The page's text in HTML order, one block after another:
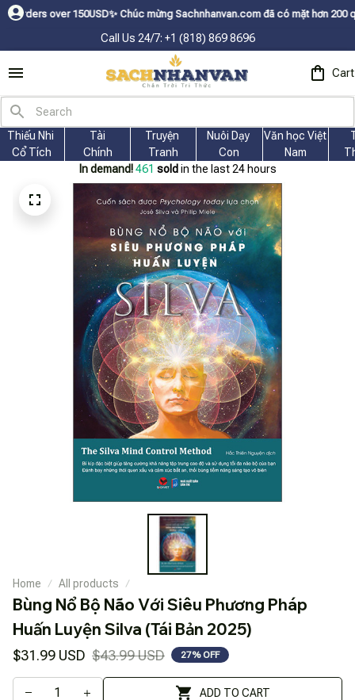
150USDㅤ✨ Chúc mừng Sachnhanvan.com đã có mặt hơn 200 quốc gia
Call Us 24/7: +1 (818) 869 8696
Cart
Thiếu Nhi
Cổ Tích
Tài
Chính
Truyện
Tranh
Nuôi Dạy
Con
Văn học Việt
Nam
In demand! 462 sold in the last 24 hours
Home All products
Bùng Nổ Bộ Não Với Siêu Phương Pháp
Huấn Luyện Silva (Tái Bản 2025)
$31.99 USD $43.99 USD 27% OFF
ADD TO CART